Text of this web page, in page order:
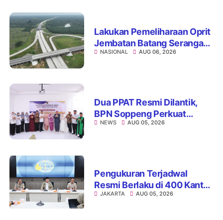
Lakukan Pemeliharaan Oprit
Jembatan Batang Serangan,
Hutama Karya Uji Coba
NASIONAL AUG 06, 2026
Dua PPAT Resmi Dilantik,
BPN Soppeng Perkuat
Pelayanan Pertanahan
NEWS AUG 05, 2026
Pengukuran Terjadwal
Resmi Berlaku di 400 Kantor
Pertanahan, ATR/BPN Jamin
JAKARTA AUG 05, 2026